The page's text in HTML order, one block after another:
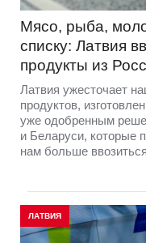
Мясо, рыба,
списку: Латвия
продукты из
Латвия ужесточает
продуктов,
уже одобренным
и Беларуси, которые
нам больше
ЛАТВИЯ